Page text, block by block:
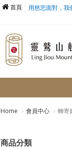
首頁 用慈悲面對，我
Home 會員中心 轉寄
商品分類